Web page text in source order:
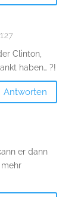
Clinton,
haben… ?!
Antworten
er dann